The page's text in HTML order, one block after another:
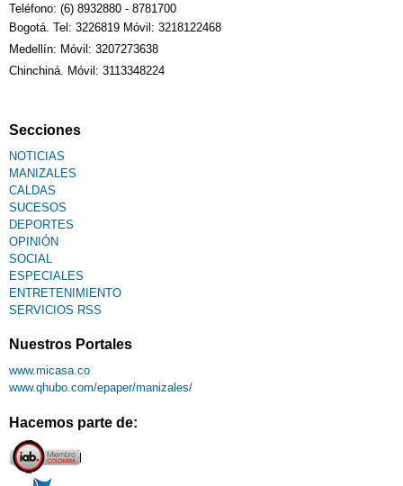
Teléfono: (6) 8932880 - 8781700
Bogotá. Tel: 3226819 Móvil: 3218122468
Medellín: Móvil: 3207273638
Chinchiná. Móvil: 3113348224
Secciones
NOTICIAS
MANIZALES
CALDAS
SUCESOS
DEPORTES
OPINIÓN
SOCIAL
ESPECIALES
ENTRETENIMIENTO
SERVICIOS RSS
Nuestros Portales
www.micasa.co
www.qhubo.com/epaper/manizales/
Hacemos parte de: